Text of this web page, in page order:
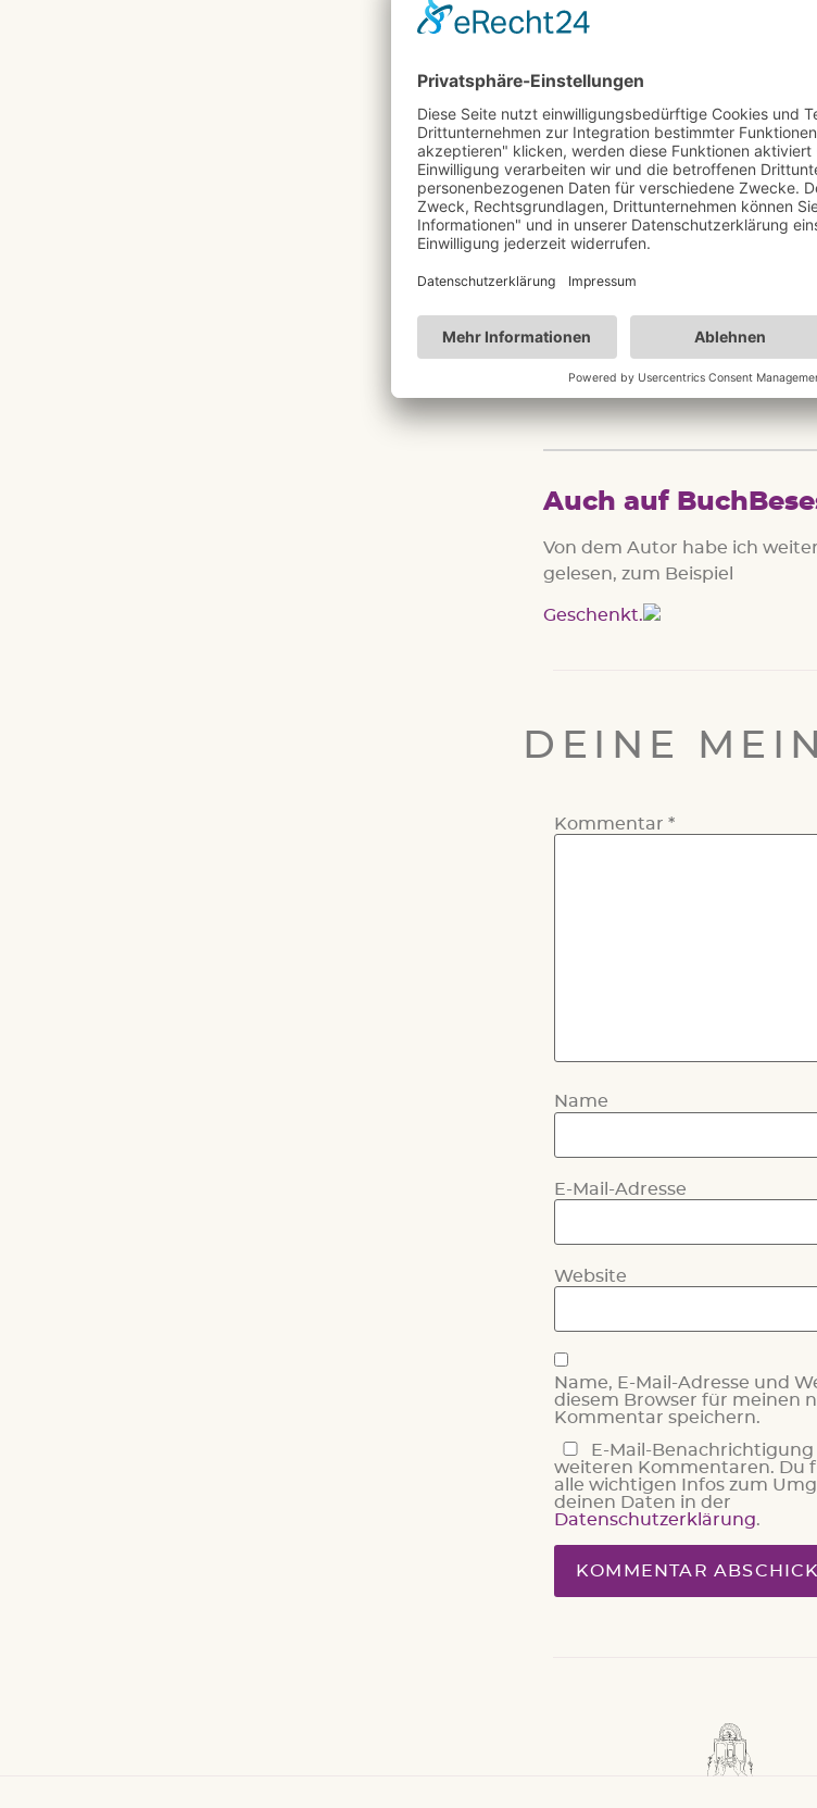
beklemmend, gleichzeitig
unterbringen können. Alles
richtigen Stelle eingesetzt und
das Lesen einfach Spaß.
Die Auflösung ist hochgradig
Fazit
Wenn man die
überwindet, bekommt man
4/5!
Auch auf
Von dem Autor habe ich
gelesen, zum Beispiel
Geschenkt.
DEINE
Kommentar *
Name
E-Mail-Adresse
Website
Name, E-Mail-Adresse und
diesem Browser für meinen
Kommentar speichern.
E-Mail-Benachrichtigung
weiteren Kommentaren. Du
alle wichtigen Infos zum
deinen Daten in der
Datenschutzerklärung.